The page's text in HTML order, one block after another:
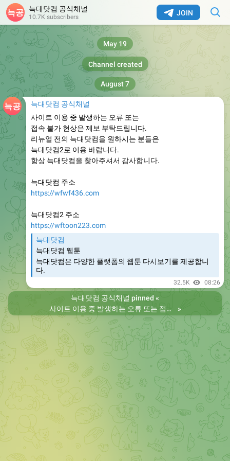
JOIN
늑대닷컴 공식채널
10.7K subscribers
Channel created
May 19
늑대닷컴 공식채널
사이트 이용 중 발생하는 오류 또는
접속 불가 현상은 제보 부탁드립니다.
리뉴얼 전의 늑대닷컴을 원하시는 분들은
늑대닷컴2로 이용 바랍니다.
항상 늑대닷컴을 찾아주셔서 감사합니다.
늑대닷컴 주소
https://wfwf436.com
늑대닷컴2 주소
https://wftoon223.com
늑대닷컴
늑대닷컴 웹툰
늑대닷컴은 다양한 플랫폼의 웹툰 다시보기를 제공합니
다.
32.5K 08:26
August 7
늑대닷컴 공식채널 pinned «
사이트 이용 중 발생하는 오류 또는 접속 불가 현상은 제보 부탁드립니다. 리뉴얼 전의 늑대닷컴을 원하시는 분들은 늑대닷컴2로 이용 바랍니다. 항상 늑대닷컴을 찾아주셔서 감사합니다. 늑대닷컴 주소 https://wfwf436.com 늑대닷컴2 주소 https://wftoon223.com
»